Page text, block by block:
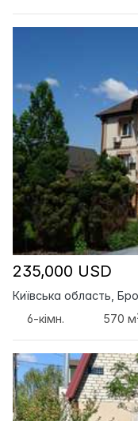
235,000 USD
Київська область,
6-кімн.
570 м